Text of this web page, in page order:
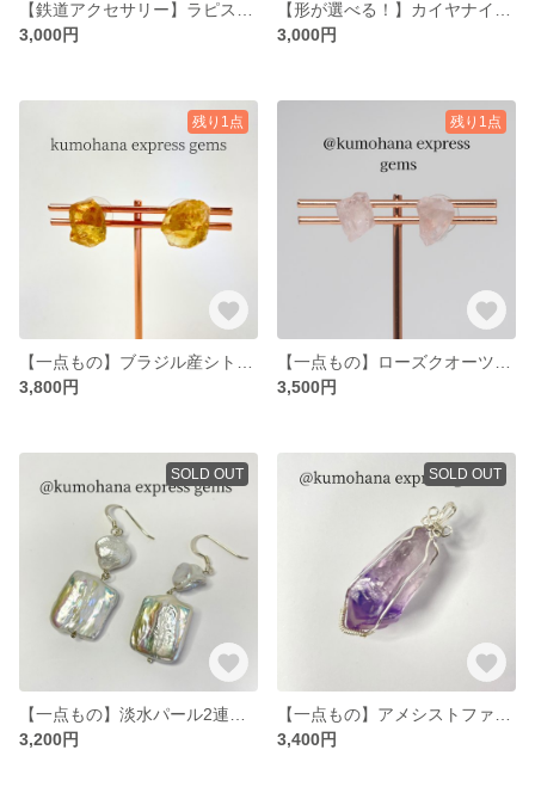
3,000円
3,000円
残り1点
3,800円
残り1点
3,500円
SOLD OUT
3,200円
SOLD OUT
3,400円